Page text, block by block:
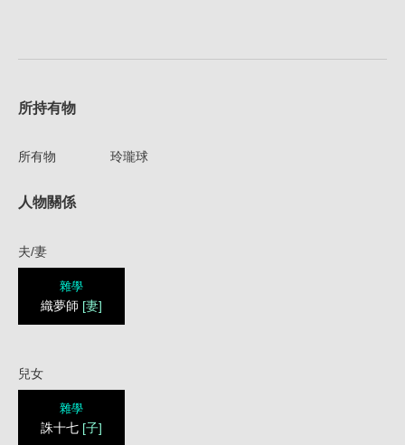
所持有物
所有物 玲瓏球
人物關係
夫/妻
雜學
織夢師 [妻]
兒女
雜學
誅十七 [子]